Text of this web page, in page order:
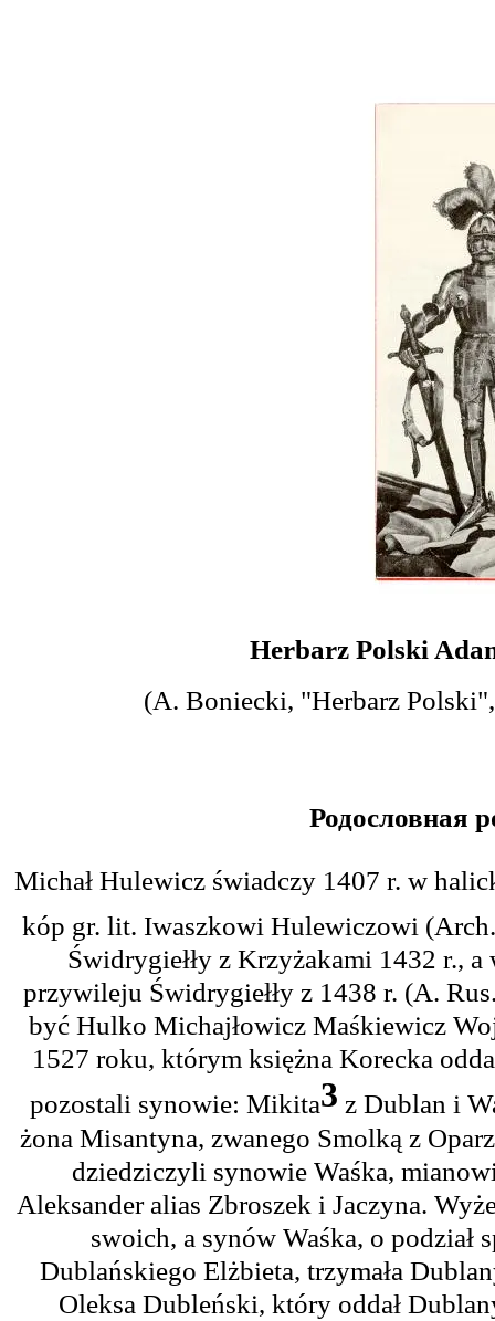
Herbarz Polski
(A. Boniecki, "Herbarz
Родословная
Michał Hulewicz świadczy 1407 r. w
kóp gr. lit. Iwaszkowi Hulewiczowi
Świdrygiełły z Krzyżakami 1432 r.,
przywileju Świdrygiełły z 1438 r. (A.
być Hulko Michajłowicz Maśkiewicz
1527 roku, którym księżna Korecka
pozostali synowie: Mikita3 z Dublan i
żona Misantyna, zwanego Smolką z
dziedziczyli synowie Waśka,
Aleksander alias Zbroszek i Jaczyna.
swoich, a synów Waśka, o
Dublańskiego Elżbieta, trzymała
Oleksa Dubleński, który oddał